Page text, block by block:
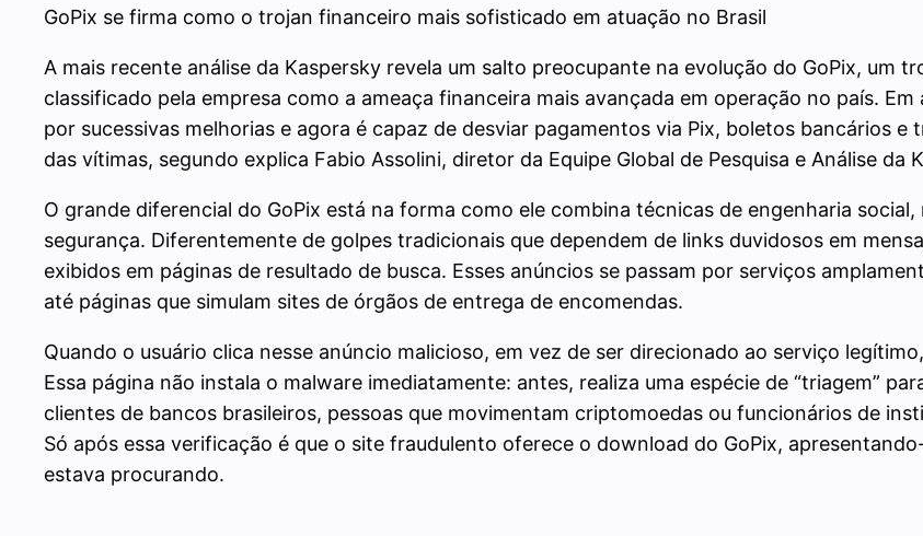
GoPix se firma como o trojan financeiro mais sofisticado em atuação no Brasil
A mais recente análise da Kaspersky revela um salto preocupante na evolução do GoPix, um
classificado pela empresa como a ameaça financeira mais avançada em operação no país.
por sucessivas melhorias e agora é capaz de desviar pagamentos via Pix, boletos bancários
das vítimas, segundo explica Fabio Assolini, diretor da Equipe Global de Pesquisa e Análise da
O grande diferencial do GoPix está na forma como ele combina técnicas de engenharia
segurança. Diferentemente de golpes tradicionais que dependem de links duvidosos em
exibidos em páginas de resultado de busca. Esses anúncios se passam por serviços
até páginas que simulam sites de órgãos de entrega de encomendas.
Quando o usuário clica nesse anúncio malicioso, em vez de ser direcionado ao serviço
Essa página não instala o malware imediatamente: antes, realiza uma espécie de “triagem”
clientes de bancos brasileiros, pessoas que movimentam criptomoedas ou funcionários de
Só após essa verificação é que o site fraudulento oferece o download do GoPix,
estava procurando.